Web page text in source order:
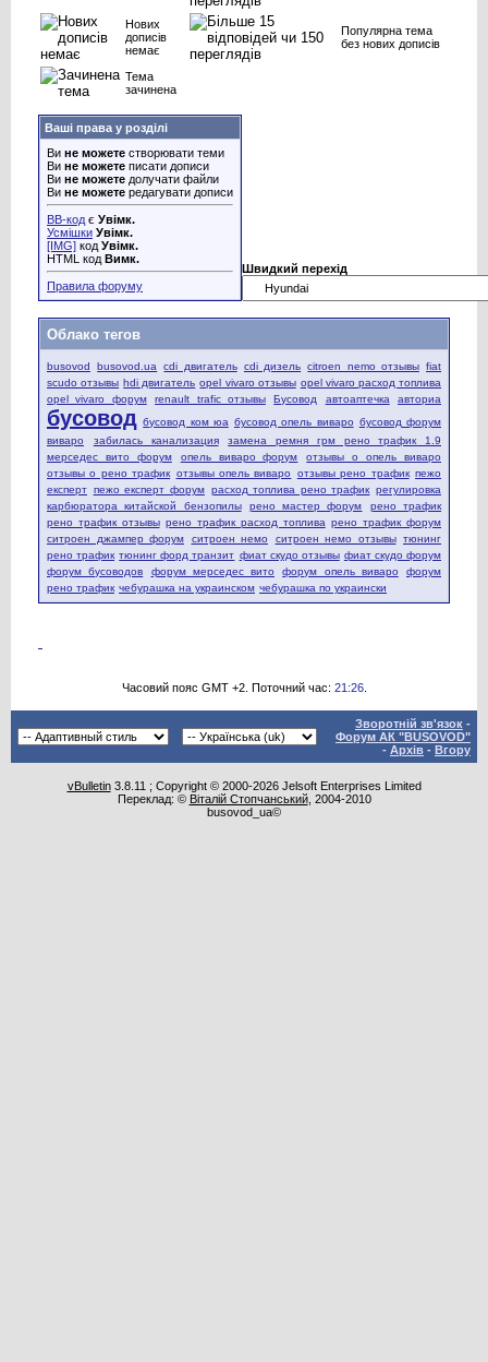
Нових
дописів
немає
Популярна тема
без нових дописів
Тема
зачинена
Ваші права у розділі
Ви не можете створювати теми
Ви не можете писати дописи
Ви не можете долучати файли
Ви не можете редагувати дописи
BB-код є Увімк.
Усмішки Увімк.
[IMG] код Увімк.
HTML код Вимк.
Правила форуму
Швидкий перехід
Облако тегов
busovod busovod.ua cdi двигатель cdi дизель citroen nemo отзывы fiat
scudo отзывы hdi двигатель opel vivaro отзывы opel vivaro расход топлива
opel vivaro форум
renault trafic отзывы Бусовод автоаптечка авториа
бусовод бусовод ком юа бусовод опель виваро бусовод форум
виваро
забилась канализация
замена ремня грм рено трафик 1.9
мерседес вито форум
опель виваро форум
отзывы о опель виваро
отзывы о рено трафик отзывы опель виваро отзывы рено трафик пежо
експерт пежо експерт форум расход топлива рено трафик регулировка
карбюратора китайской бензопилы
рено мастер форум
рено трафик
рено трафик отзывы рено трафик расход топлива рено трафик форум
ситроен джампер форум
ситроен немо ситроен немо отзывы тюнинг
рено трафик тюнинг форд транзит фиат скудо отзывы фиат скудо форум
форум бусоводов
форум мерседес вито форум опель виваро
форум
рено трафик чебурашка на украинском чебурашка по украински
Часовий пояс GMT +2. Поточний час: 21:26.
Зворотній зв'язок -
Форум АК "BUSOVOD"
- Архів - Вгору
vBulletin3.8.11 ; Copyright © 2000-2026 Jelsoft Enterprises Limited
Переклад: © Віталій Стопчанський, 2004-2010
busovod_ua©